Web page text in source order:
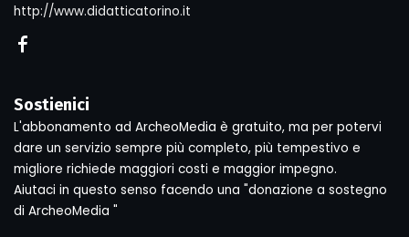
http://www.didatticatorino.it
Sostienici
L'abbonamento ad ArcheoMedia è gratuito, ma per potervi
dare un servizio sempre più completo, più tempestivo e
migliore richiede maggiori costi e maggior impegno.
Aiutaci in questo senso facendo una "donazione a sostegno
di ArcheoMedia "